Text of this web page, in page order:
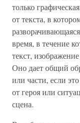
только
от текста, в
время, в течение
текст,
Оно дает общий
или части, если
от героя или
сцена.